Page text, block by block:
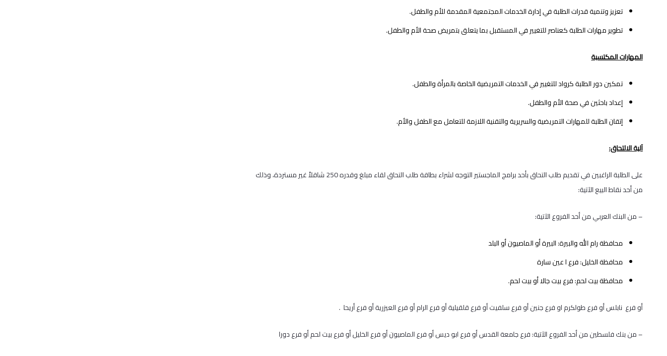
تعزيز وتنمية قدرات الطلبة في إدارة الخدمات المجتمعية المقدمة للأم والطفل.
تطوير مهارات الطلبة كعناصر للتغيير في المستقبل بما يتعلق بتمريض صحة الأم والطفل.
المهارات المكتسبة
تمكين دور الطلبة كرواد للتغيير في الخدمات التمريضية الخاصة بالمرأة والطفل.
إعداد باحثين في صحة الأم والطفل.
إتقان الطلبة للمهارات التمريضية والسريرية والتقنية اللازمة للتعامل مع الطفل والأم.
آلية الالتحاق:
على الطلبة الراغبين في تقديم طلب التحاق بأحد برامج الماجستير التوجه لشراء بطاقة طلب التحاق لقاء مبلغ وقدره 250 شاقلاً غير مستردة، وذلك
من أحد نقاط البيع الآتية:
– من البنك العربي من أحد الفروع الآتية:
محافظة رام الله والبيرة: البيرة أو الماصيون أو البلد
محافظة الخليل: فرع ا عين سارة
محافظة بيت لحم: فرع بيت جالا أو بيت لحم.
أو فرع نابلس أو فرع طولكرم او فرع جنين أو فرع سلفيت أو فرع قلقيلية أو فرع الرام أو فرع العيزرية أو فرع أريحا .
– من بنك فلسطين من أحد الفروع الآتية: فرع جامعة القدس أو فرع ابو ديس أو فرع الماصيون أو فرع الخليل أو فرع بيت لحم أو فرع دورا